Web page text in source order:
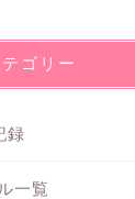
ゴリー
録
一覧